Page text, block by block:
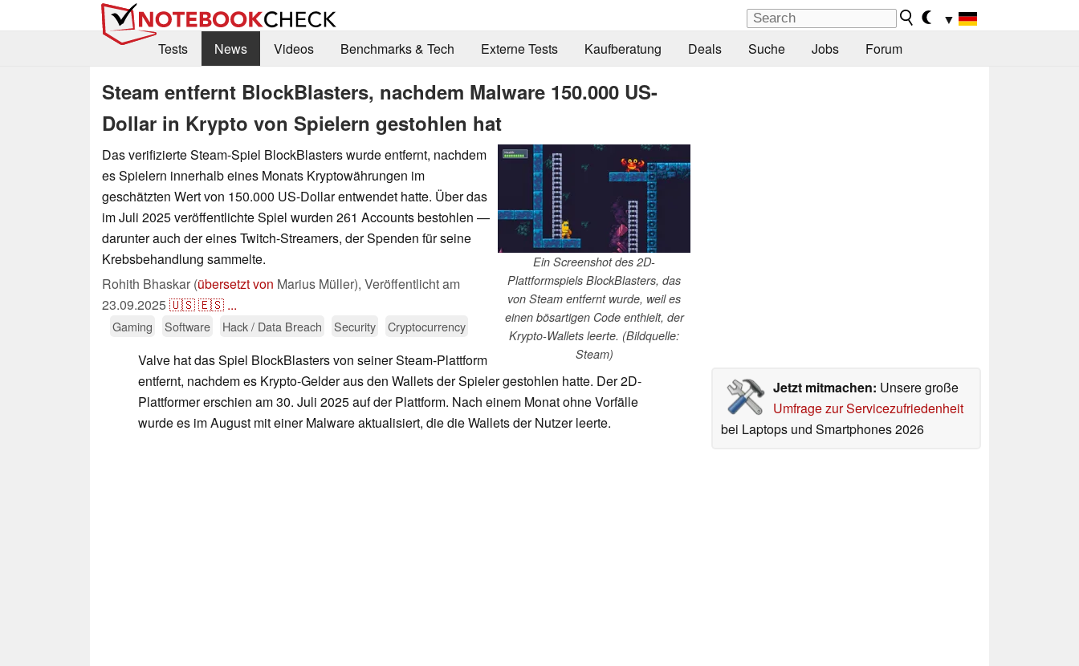
▼
Tests
News Videos Benchmarks & Tech Externe Tests Kaufberatung Deals Suche Jobs Forum
Steam entfernt BlockBlasters, nachdem Malware 150.000 US-
Dollar in Krypto von Spielern gestohlen hat
Ein Screenshot des 2D-
Plattformspiels BlockBlasters, das
von Steam entfernt wurde, weil es
einen bösartigen Code enthielt, der
Krypto-Wallets leerte. (Bildquelle:
Steam)
Das verifizierte Steam-Spiel BlockBlasters wurde entfernt, nachdem
es Spielern innerhalb eines Monats Kryptowährungen im
geschätzten Wert von 150.000 US-Dollar entwendet hatte. Über das
im Juli 2025 veröffentlichte Spiel wurden 261 Accounts bestohlen —
darunter auch der eines Twitch-Streamers, der Spenden für seine
Krebsbehandlung sammelte.
Rohith Bhaskar (übersetzt von Marius Müller), Veröffentlicht am
23.09.2025🇺🇸🇪🇸 ...
Gaming Software Hack / Data Breach Security Cryptocurrency
Jetzt mitmachen: Unsere große
Umfrage zur Servicezufriedenheit
bei Laptops und Smartphones 2026
Valve hat das Spiel BlockBlasters von seiner Steam-Plattform
entfernt, nachdem es Krypto-Gelder aus den Wallets der Spieler gestohlen hatte. Der 2D-
Plattformer erschien am 30. Juli 2025 auf der Plattform. Nach einem Monat ohne Vorfälle
wurde es im August mit einer Malware aktualisiert, die die Wallets der Nutzer leerte.